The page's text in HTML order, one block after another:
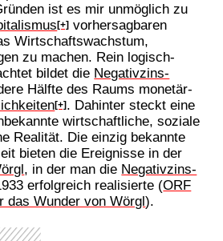
ist es mir unmöglich zu
[+] vorhersagbaren
Wirtschaftswachstum,
zu machen. Rein logisch-
bildet die Negativzins-
Hälfte des Raums monetär-
[+] . Dahinter steckt eine
wirtschaftliche, soziale
Realität. Die einzig bekannte
bieten die Ereignisse in der
, in der man die Negativzins-
erfolgreich realisierte (ORF
das Wunder von Wörgl).